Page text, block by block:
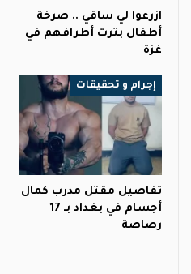
ازرعوا لي ساقي .. صرخة
أطفال بترت أطرافهم في
غزة
إجرام و تحقيقات
تفاصيل مقتل مدرب كمال
أجسام في بغداد بـ 17
رصاصة